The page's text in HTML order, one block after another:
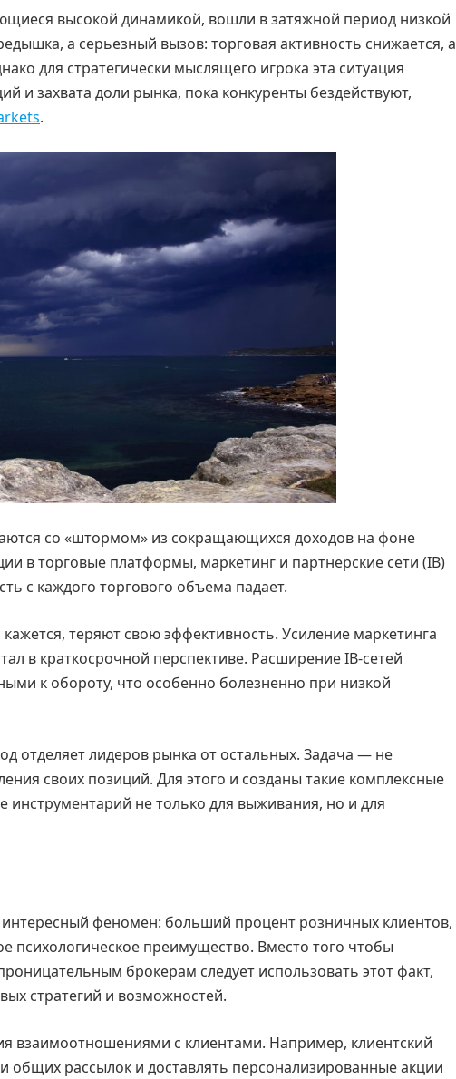
высокой динамикой, вошли в затяжной период низкой
а серьезный вызов: торговая активность снижается, а
для стратегически мыслящего игрока эта ситуация
и захвата доли рынка, пока конкуренты бездействуют,
.
со «штормом» из сокращающихся доходов на фоне
в торговые платформы, маркетинг и партнерские сети (IB)
с каждого торгового объема падает.
теряют свою эффективность. Усиление маркетинга
в краткосрочной перспективе. Расширение IB-сетей
к обороту, что особенно болезненно при низкой
отделяет лидеров рынка от остальных. Задача — не
своих позиций. Для этого и созданы такие комплексные
инструментарий не только для выживания, но и для
феномен: больший процент розничных клиентов,
психологическое преимущество. Вместо того чтобы
брокерам следует использовать этот факт,
стратегий и возможностей.
взаимоотношениями с клиентами. Например, клиентский
общих рассылок и доставлять персонализированные акции